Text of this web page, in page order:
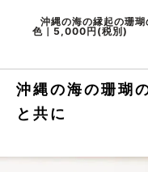
沖縄の海の縁起の珊
色｜5,000円(税別)
沖縄の海の珊瑚
と共に